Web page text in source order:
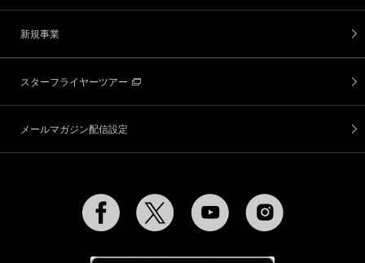
新規事業
スターフライヤーツアー
メールマガジン配信設定
Facebook Twitter YouTube Instagram